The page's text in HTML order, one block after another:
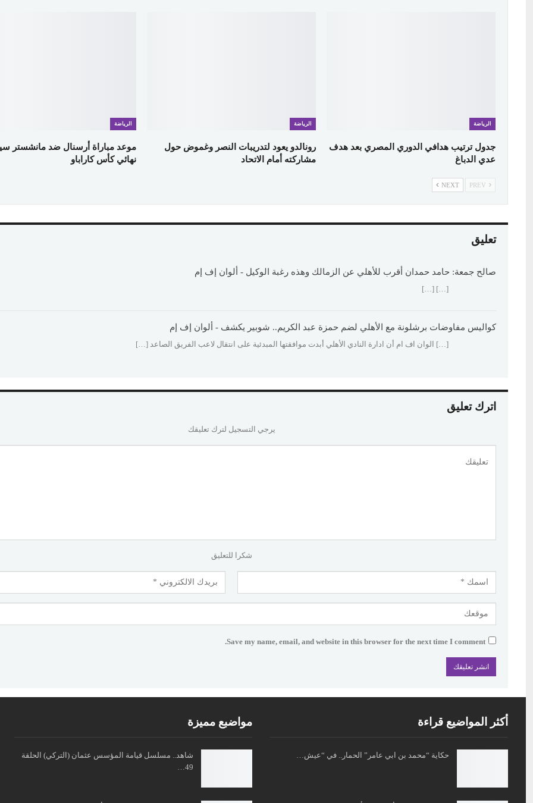
الرياضة
جدول ترتيب هدافي الدوري المصري بعد هدف
عدي الدباغ
الرياضة
رونالدو يعود لتدريبات النصر وغموض حول
مشاركته أمام الاتحاد
الرياضة
موعد مباراة أرسنال ضد مانشستر
نهائي كأس كاراباو
NEXT
تعليق
صالح جمعة: حامد حمدان أقرب للأهلي عن الزمالك وهذه رغبة الوكيل - ألوان إف إم
[…] […]
كواليس مفاوضات برشلونة مع الأهلي لضم حمزة عبد الكريم.. شوبير يكشف - ألوان إف إم
[…] الوان اف ام أن ادارة النادي الأهلي أبدت موافقتها المبدئية على انتقال لاعب الفريق الصاعد […]
اترك تعليق
يرجي التسجيل لترك تعليقك
شكرا للتعليق
Save my name, email, and website in this browser for the next time I comment.
أكثر المواضيع قراءة
حكاية “محمد بن ابي عامر” الحمار.. في “عيش…
مواضبع مميزة
شاهد.. مسلسل قيامة المؤسس عثمان (التركي) الحلقة
49…